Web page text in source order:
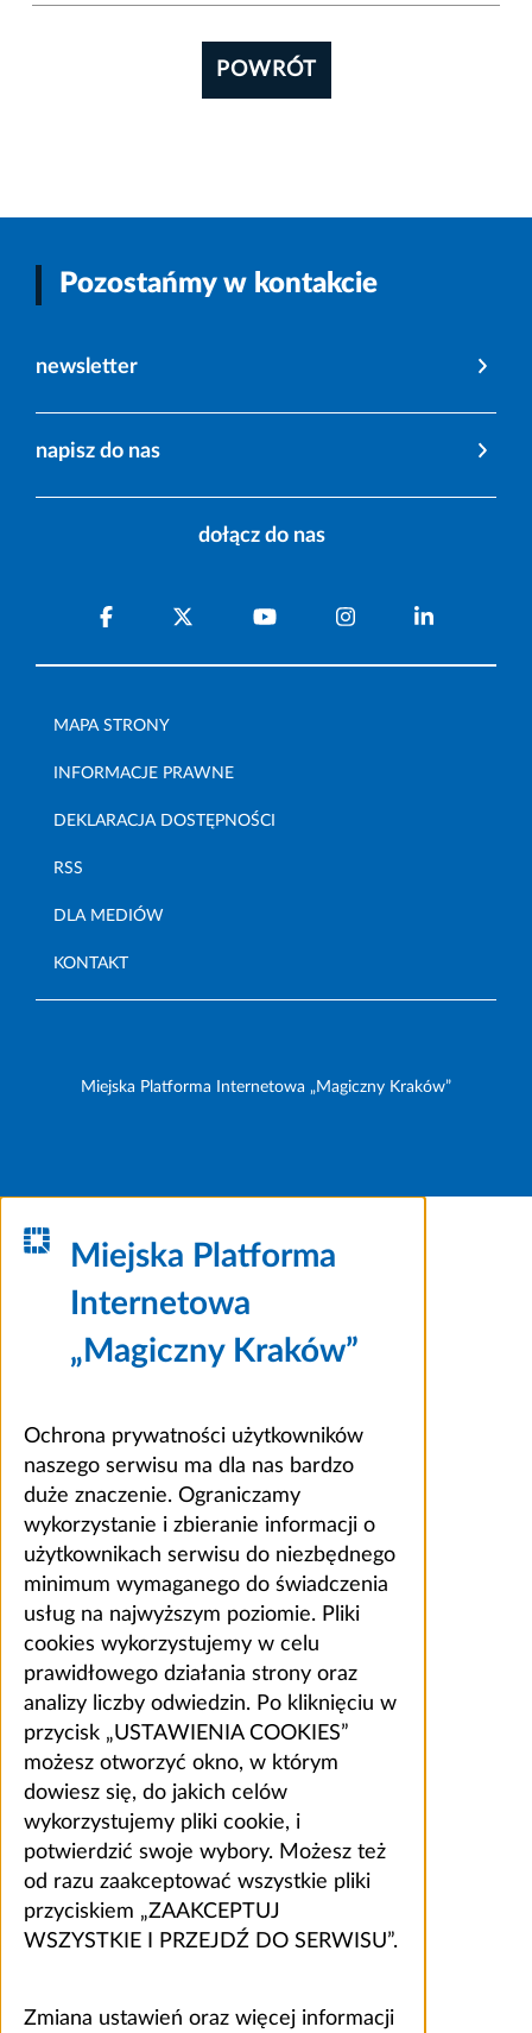
POWRÓT
Pozostańmy w kontakcie
newsletter
napisz do nas
dołącz do nas
MAPA STRONY
INFORMACJE PRAWNE
DEKLARACJA DOSTĘPNOŚCI
RSS
DLA MEDIÓW
KONTAKT
Miejska Platforma Internetowa „Magiczny Kraków”
Miejska Platforma
Internetowa
„Magiczny Kraków”
Ochrona prywatności użytkowników
naszego serwisu ma dla nas bardzo
duże znaczenie. Ograniczamy
wykorzystanie i zbieranie informacji o
użytkownikach serwisu do niezbędnego
minimum wymaganego do świadczenia
usług na najwyższym poziomie. Pliki
cookies wykorzystujemy w celu
prawidłowego działania strony oraz
analizy liczby odwiedzin. Po kliknięciu w
przycisk „USTAWIENIA COOKIES”
możesz otworzyć okno, w którym
dowiesz się, do jakich celów
wykorzystujemy pliki cookie, i
potwierdzić swoje wybory. Możesz też
od razu zaakceptować wszystkie pliki
przyciskiem „ZAAKCEPTUJ
WSZYSTKIE I PRZEJDŹ DO SERWISU”.
Zmiana ustawień oraz więcej informacji